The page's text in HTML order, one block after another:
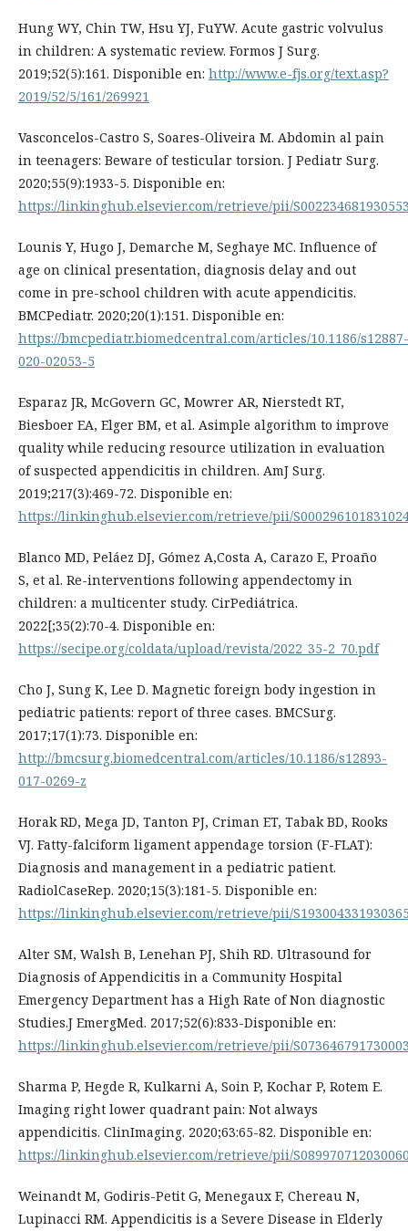
Hung WY, Chin TW, Hsu YJ, FuYW. Acute gastric volvulus
in children: A systematic review. Formos J Surg.
2019;52(5):161. Disponible en: http://www.e-fjs.org/text.asp?
2019/52/5/161/269921
Vasconcelos-Castro S, Soares-Oliveira M. Abdomin al pain
in teenagers: Beware of testicular torsion. J Pediatr Surg.
2020;55(9):1933-5. Disponible en:
https://linkinghub.elsevier.com/retrieve/pii/
Lounis Y, Hugo J, Demarche M, Seghaye MC. Influence of
age on clinical presentation, diagnosis delay and out
come in pre-school children with acute appendicitis.
BMCPediatr. 2020;20(1):151. Disponible en:
https://bmcpediatr.biomedcentral.com/articles/10.1186/s12887-
020-02053-5
Esparaz JR, McGovern GC, Mowrer AR, Nierstedt RT,
Biesboer EA, Elger BM, et al. Asimple algorithm to improve
quality while reducing resource utilization in evaluation
of suspected appendicitis in children. AmJ Surg.
2019;217(3):469-72. Disponible en:
https://linkinghub.elsevier.com/retrieve/pii/
Blanco MD, Peláez DJ, Gómez A,Costa A, Carazo E, Proaño
S, et al. Re-interventions following appendectomy in
children: a multicenter study. CirPediátrica.
2022[;35(2):70-4. Disponible en:
https://secipe.org/coldata/upload/revista/2022_35-2_70.pdf
Cho J, Sung K, Lee D. Magnetic foreign body ingestion in
pediatric patients: report of three cases. BMCSurg.
2017;17(1):73. Disponible en:
http://bmcsurg.biomedcentral.com/articles/10.1186/s12893-
017-0269-z
Horak RD, Mega JD, Tanton PJ, Criman ET, Tabak BD, Rooks
VJ. Fatty-falciform ligament appendage torsion (F-FLAT):
Diagnosis and management in a pediatric patient.
RadiolCaseRep. 2020;15(3):181-5. Disponible en:
https://linkinghub.elsevier.com/retrieve/pii/
Alter SM, Walsh B, Lenehan PJ, Shih RD. Ultrasound for
Diagnosis of Appendicitis in a Community Hospital
Emergency Department has a High Rate of Non diagnostic
Studies.J EmergMed. 2017;52(6):833-Disponible en:
https://linkinghub.elsevier.com/retrieve/pii/
Sharma P, Hegde R, Kulkarni A, Soin P, Kochar P, Rotem E.
Imaging right lower quadrant pain: Not always
appendicitis. ClinImaging. 2020;63:65-82. Disponible en:
https://linkinghub.elsevier.com/retrieve/pii/
Weinandt M, Godiris-Petit G, Menegaux F, Chereau N,
Lupinacci RM. Appendicitis is a Severe Disease in Elderly